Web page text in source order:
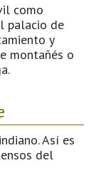
como
palacio de
y
montañés o
Así es
del